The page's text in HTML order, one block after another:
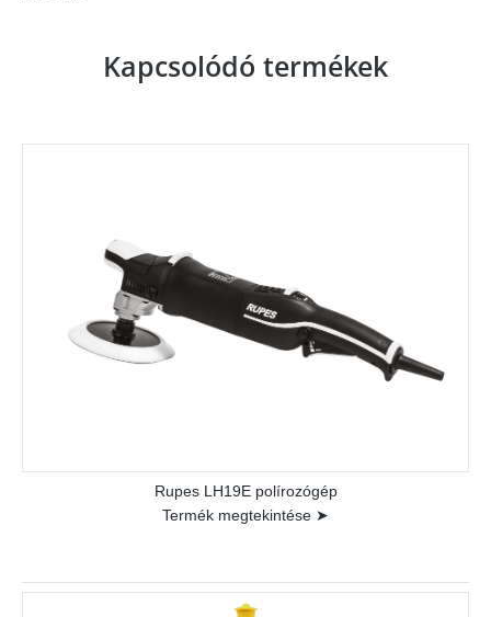
Kapcsolódó termékek
Rupes LH19E polírozógép
Termék megtekintése ➤